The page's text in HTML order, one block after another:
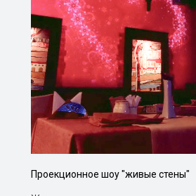
Проекционное шоу "живые стены"